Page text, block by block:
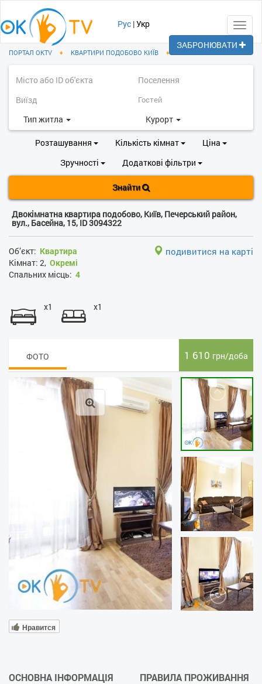
Рус |Укр
ПОРТАЛ OKTV ♦ КВАРТИРИ ПОДОБОВО КИЇВ ♦
Тип житла Курорт
Розташування Кількість кімнат
Ціна
Зручності
Додаткові фільтри
Знайти
Двокімнатна квартира подобово, Київ, Печерський район,
вул., Басейна, 15, ID 3094322
Об’єкт: Квартира
Кімнат: 2, Окремі
Спальних місць: 4
подивитися на карті
x1 x1
ФОТО 1 610 грн/доба
Нравится
ОСНОВНА ІНФОРМАЦІЯ ПРАВИЛА ПРОЖИВАННЯ
ЗАБРОНЮВАТИ